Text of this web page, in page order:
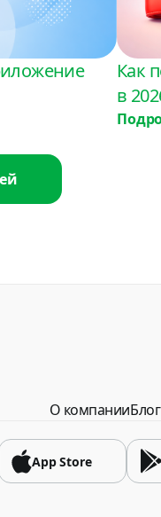
USD
Греция
USD
Как
в
О компанииБлог
App Store